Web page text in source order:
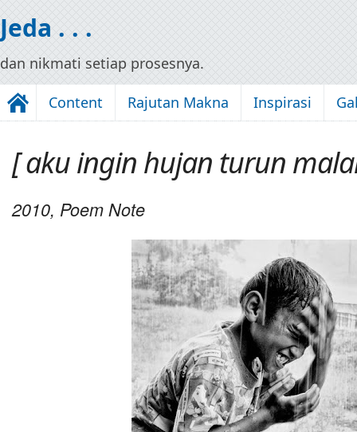
Jeda . . .
dan nikmati setiap prosesnya.
Content Rajutan Makna Inspirasi
[ aku ingin hujan turun
2010, Poem Note